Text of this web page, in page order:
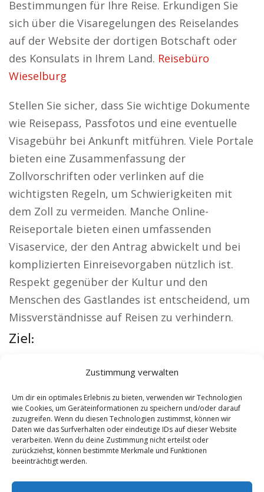
Zustimmung verwalten
Um dir ein optimales Erlebnis zu bieten, verwenden wir Technologien
wie Cookies, um Geräteinformationen zu speichern und/oder darauf
zuzugreifen. Wenn du diesen Technologien zustimmst, können wir
Daten wie das Surfverhalten oder eindeutige IDs auf dieser Website
verarbeiten. Wenn du deine Zustimmung nicht erteilst oder
zurückziehst, können bestimmte Merkmale und Funktionen
beeinträchtigt werden.
Bestimmungen für Ihre Reise. Erkundigen Sie
sich über die Visaregelungen des Reiselandes
auf der Website der dortigen Botschaft oder
des Konsulats in Ihrem Land. Reisebüro
Wieselburg
Stellen Sie sicher, dass Sie wichtige Dokumente
wie Reisepass, Passfotos und eine eventuelle
Visagebühr bei Ankunft mitführen. Viele Portale
bieten eine Zusammenfassung der
Zollvorschriften oder verlinken auf die
wichtigsten Regeln, um Schwierigkeiten mit
dem Zoll zu vermeiden. Manche Online-
Reiseportale bieten einen umfassenden
Visaservice, der den Antrag abwickelt und bei
komplizierten Einreisevorgaben nützlich ist.
Respekt gegenüber der Kultur und den
Menschen des Gastlandes ist entscheidend, um
Missverständnisse auf Reisen zu verhindern.
Ziel:
Wohnung mieten Plaue| Kirche Plaue
Reisebüro Plaue|Versicherung Plaue|
Hauskauf Plaue
Contents [show]
No tags for this post.